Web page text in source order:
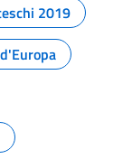
2019